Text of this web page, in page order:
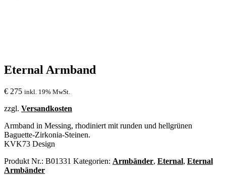
Eternal Armband
€ 275 inkl. 19% MwSt.
zzgl. Versandkosten
Armband in Messing, rhodiniert mit runden und hellgrünen
Baguette-Zirkonia-Steinen.
KVK73 Design
Produkt Nr.: B01331 Kategorien: Armbänder, Eternal, Eternal
Armbänder